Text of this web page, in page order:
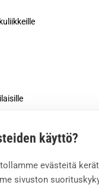
käyttö?
evästeitä
sivuston